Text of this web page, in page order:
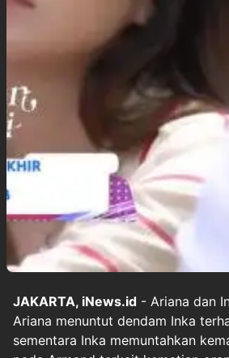
JAKARTA, iNews.id - Ariana dan
Ariana menuntut dendam Inka
sementara Inka memuntahkan